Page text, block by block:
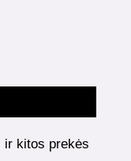
ir kitos prekės